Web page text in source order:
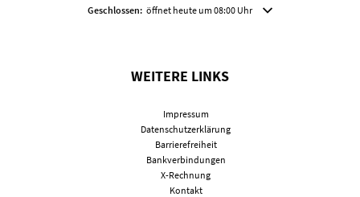
Klicken, um weitere Öffnungs- oder Schließzeiten auszublenden
Geschlossen: öffnet heute um 08:00 Uhr
WEITERE LINKS
Impressum
Datenschutzerklärung
Barrierefreiheit
Bankverbindungen
X-Rechnung
Kontakt